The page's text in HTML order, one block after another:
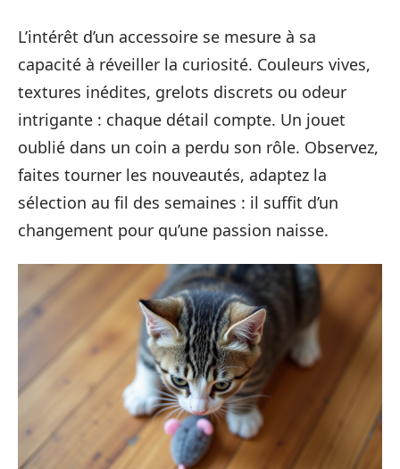
L’intérêt d’un accessoire se mesure à sa
capacité à réveiller la curiosité. Couleurs vives,
textures inédites, grelots discrets ou odeur
intrigante : chaque détail compte. Un jouet
oublié dans un coin a perdu son rôle. Observez,
faites tourner les nouveautés, adaptez la
sélection au fil des semaines : il suffit d’un
changement pour qu’une passion naisse.